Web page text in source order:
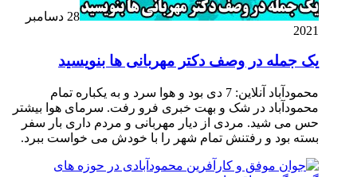
28 دسامبر
2021
یک جمله در وصف دکتر مهربانی ها بنویسید
محمودآباد آنلاین: 7 دی بود و هوا سرد و به یکباره تمام
محمودآباد در شک و بهت خبری فرو رفت. سرمای هوا بیشتر
حس می شید. مردی از دیار مهربانی و مردم داری بار سفر
بسته بود و رفتنش تمام شهر را با خودش می خواست ببرد.